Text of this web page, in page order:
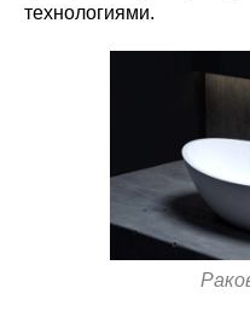
технологиями.